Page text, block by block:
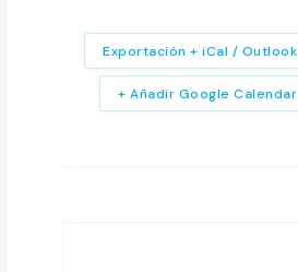
+ Añadir Google Calendar
Exportación + iCal / Outlook